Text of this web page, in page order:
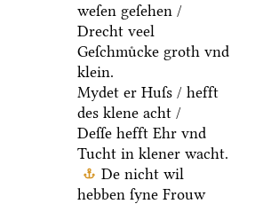
weſen geſehen /
Drecht veel
Geſchmuͤcke groth vnd
klein.
Mydet er Huſs / hefft
des klene acht /
Deſſe hefft Ehr vnd
Tucht in klener wacht.
De nicht wil
hebben ſyne Frouw